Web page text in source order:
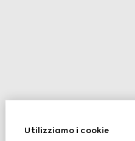
Utilizziamo i cookie